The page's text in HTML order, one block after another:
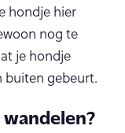
hondje hier
nog te
je hondje
buiten gebeurt.